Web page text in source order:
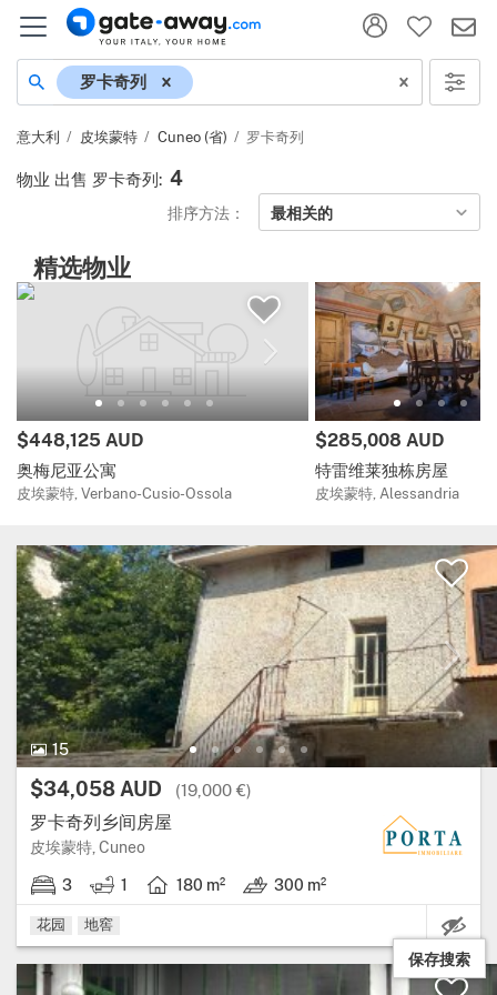
地名
罗卡奇列
意大利 皮埃蒙特 Cuneo (省) 罗卡奇列
物业 出售 罗卡奇列 : 4
排序方法： 最相关的
精选物业
价格:
$448,125 AUD
奥梅尼亚公寓
皮埃蒙特, Verbano-Cusio-Ossola
价格:
$285,008 AUD
特雷维莱独栋房屋
皮埃蒙特, Alessandria
15
15 图片.
价格:
$34,058 AUD (19,000 €)
罗卡奇列乡间房屋
皮埃蒙特, Cuneo大区: 皮埃蒙特, 省: Cuneo.
3
3 卧室. 1
1 浴室. 180 m²
房屋面积: 180 平方米.300 m²
土地: 300 m².
花园 地窖
保存搜索